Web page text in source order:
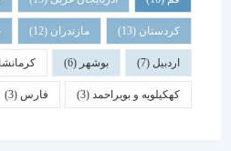
کردستان(13) مازندران(12)
بوشهر کرمانشاه(5)
کهکیلویه و بویراحمد(3) فارس